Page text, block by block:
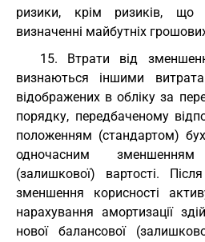
ризики, крім ризиків, що
визначенні майбутніх
15. Втрати від
визнаються іншими
відображених в обліку за
порядку, передбаченому
положенням (стандартом)
одночасним
(залишкової) вартості.
зменшення корисності
нарахування амортизації
нової балансової